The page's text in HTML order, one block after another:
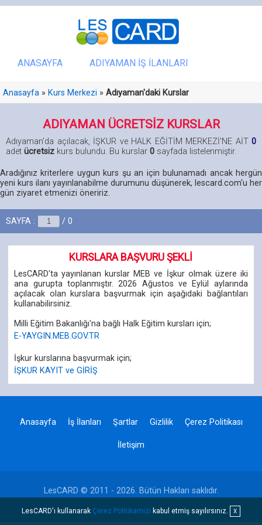
ANASAYFA ADIYAMAN İŞ İLANLARI
Anasayfa » Kurs Merkezi » Adıyaman'daki Kurslar
ADIYAMAN ÜCRETSİZ KURSLAR
Adıyaman'da açılacak, İŞKUR ve HALK EĞİTİM MERKEZİ'NE AİT 0
adet ücretsiz kurs bulundu. Bu kurslar 0 sayfada listelenmiştir.
Aradığınız kriterlere uygun kurs şu an için bulunamadı ancak hergün
yeni kurs ilanı yayınlanabilme durumunu düşünerek, lescard.com'u her
gün ziyaret etmenizi öneririz.
SAYFA : / 0
KURSLARA BAŞVURU ŞEKLİ
LesCARD'ta yayınlanan kurslar MEB ve İşkur olmak üzere iki
ana gurupta toplanmıştır. 2026 Ağustos ve Eylül aylarında
açılacak olan kurslara başvurmak için aşağıdaki bağlantıları
kullanabilirsiniz.
Milli Eğitim Bakanlığı'na bağlı Halk Eğitim kursları için;
E-YAYGIN.MEB.GOV.TR
İşkur kurslarına başvurmak için;
İŞKUR KAYIT ve GİRİŞ
Anasayfa İş İlanları Şartlar Gizlilik Çerez Politikası
İletişim
LesCARD © 2011 - 2026. Bütün Hakları saklıdır.
LesCARD'ı kullanarak Çerez Politikamızı kabul etmiş sayılırsınız. X